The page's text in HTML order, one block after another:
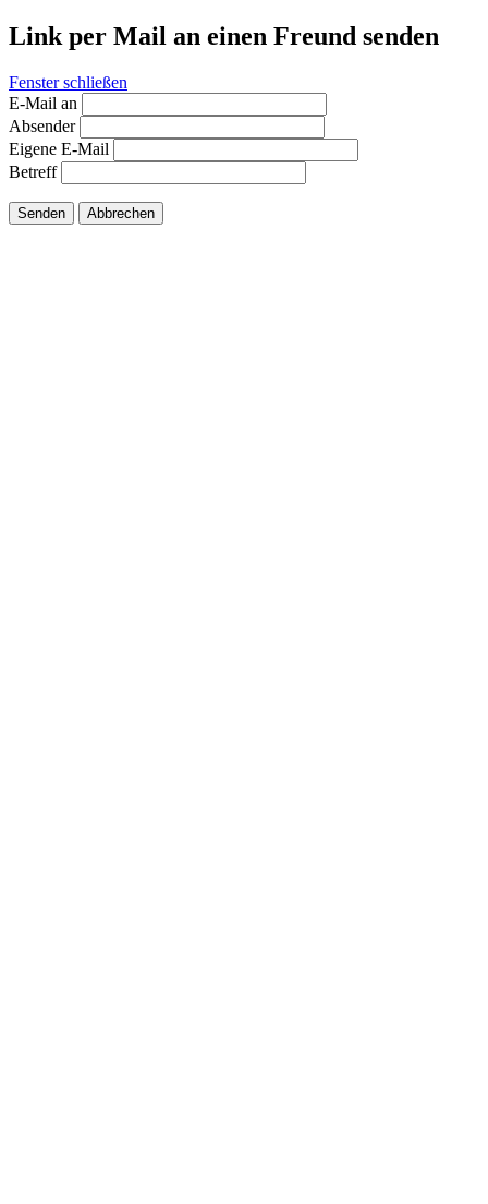
Link per Mail an einen Freund senden
Fenster schließen
E-Mail an
Absender
Eigene E-Mail
Betreff
Senden Abbrechen